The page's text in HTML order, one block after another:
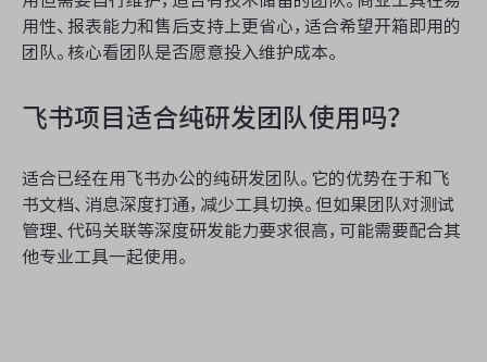
用性、报表能力和售后支持上更省心，适合希望开箱即用的
团队。核心看团队是否愿意投入维护成本。
飞书项目适合纯研发团队使用吗？
适合已经在用飞书办公的纯研发团队。它的优势在于和飞
书文档、消息深度打通，减少工具切换。但如果团队对测试
管理、代码关联等深度研发能力要求很高，可能需要配合其
他专业工具一起使用。